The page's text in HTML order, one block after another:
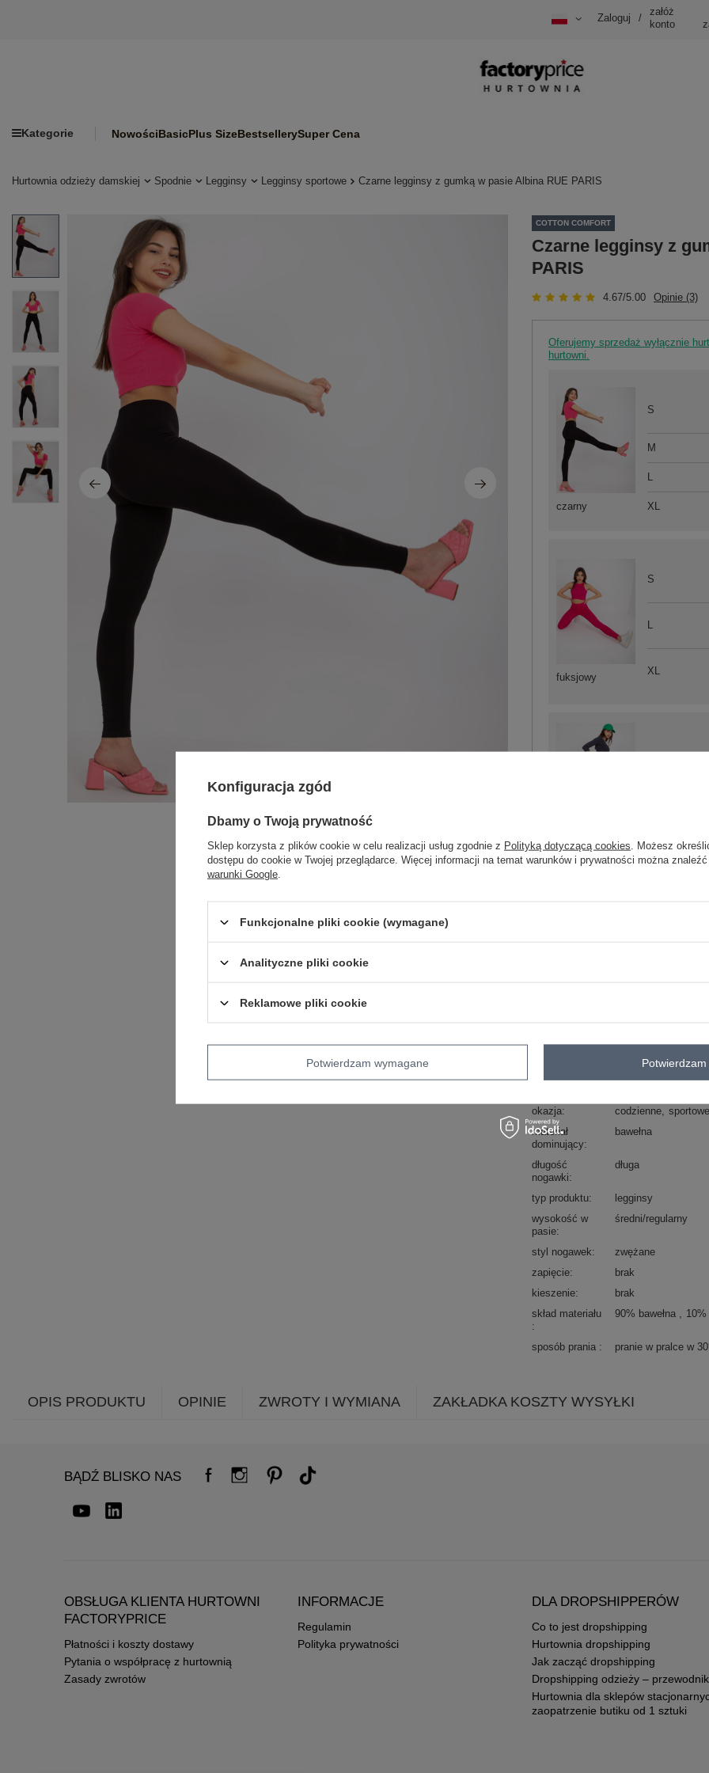
Zaloguj /
załóż
konto
Kategorie NowościBasicPlus SizeBestsellerySuper Cena
Hurtownia odzieży damskiej Spodnie Legginsy Legginsy sportowe Czarne legginsy z gumką w pasie Albina RUE PARIS
COTTON COMFORT
Czarne legginsy z
PARIS
4.67/5.00 Opinie (3)
Oferujemy sprzedaż wyłącznie
hurtowni.
fuksjowy
S
L
XL
grafitowy
czarny
S
M
L
XL
okazja
codzienne sportowe
materiał
dominujący
bawełna
długość
nogawki
długa
typ produktu
legginsy
wysokość w
pasie
średni/regularny
styl nogawek
zwężane
zapięcie
brak
kieszenie
brak
skład materiału
90% bawełna
sposób prania pranie w pralce w
OPIS PRODUKTU OPINIE ZWROTY I WYMIANA ZAKŁADKA KOSZTY WYSYŁKI
BĄDŹ BLISKO NAS
OBSŁUGA KLIENTA HURTOWNI
FACTORYPRICE
Płatności i koszty dostawy
Pytania o współpracę z hurtownią
Zasady zwrotów
INFORMACJE
Regulamin
Polityka prywatności
DLA DROPSHIPPERÓW
Co to jest dropshipping
Hurtownia dropshipping
Jak zacząć dropshipping
Dropshipping odzieży – przewodnik
Hurtownia dla sklepów
zaopatrzenie butiku od 1 sztuki
Konfiguracja zgód
Dbamy o Twoją prywatność
Sklep korzysta z plików cookie w celu realizacji usług zgodnie z Polityką dotyczącą cookies . Możesz
dostępu do cookie w Twojej przeglądarce. Więcej informacji na temat warunków i prywatności można
warunki Google
Funkcjonalne pliki cookie (wymagane)
Analityczne pliki cookie
Reklamowe pliki cookie
Potwierdzam wymagane